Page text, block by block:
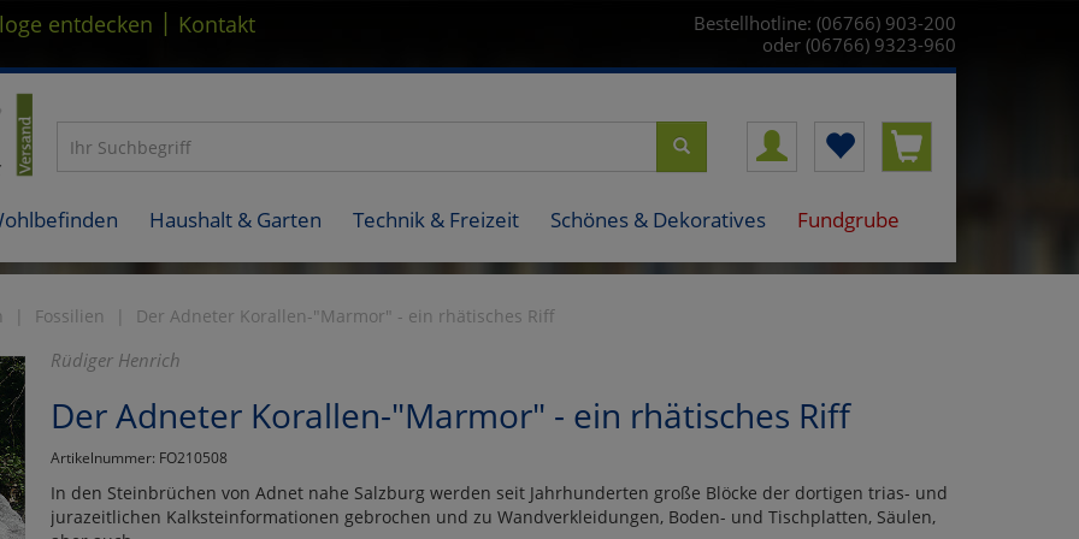
entdecken | Kontakt
Bestellhotline: (06766) 903-200
oder (06766) 9323-960
Haushalt & Garten Technik & Freizeit Schönes & Dekoratives Fundgrube
Fossilien Der Adneter Korallen-"Marmor" - ein rhätisches Riff
Rüdiger Henrich
Der Adneter Korallen-"Marmor" - ein rhätisches Riff
Artikelnummer: FO210508
In den Steinbrüchen von Adnet nahe Salzburg werden seit Jahrhunderten große Blöcke der dortigen trias- und
jurazeitlichen Kalksteinformationen gebrochen und zu Wandverkleidungen, Boden- und Tischplatten, Säulen,